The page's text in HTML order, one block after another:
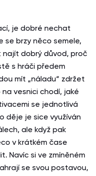
je dobré nechat
se brzy něco semele,
najít dobrý důvod, proč
s hráči předem
mít „náladu“ zdržet
vesnici chodí, jaké
se jednotlivá
děje je sice využíván
ale když pak
v krátkém čase
Navíc si ve zmíněném
se svou postavou,